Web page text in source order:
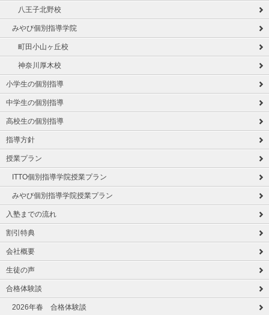
八王子北野校
みやび個別指導学院
町田小山ヶ丘校
神奈川厚木校
小学生の個別指導
中学生の個別指導
高校生の個別指導
指導方針
授業プラン
ITTO個別指導学院授業プラン
みやび個別指導学院授業プラン
入塾までの流れ
割引特典
会社概要
生徒の声
合格体験談
2026年春 合格体験談